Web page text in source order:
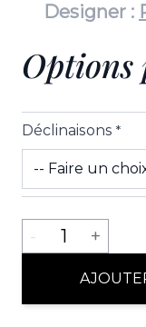
Designer :
Options
Déclinaisons *
Quantité
- 1 +